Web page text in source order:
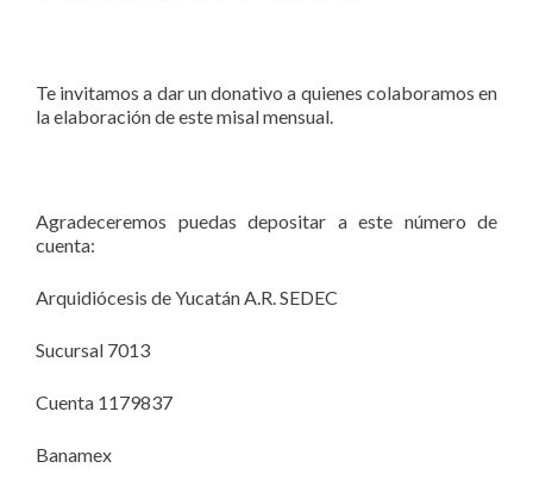
Te invitamos a dar un donativo a quienes colaboramos en
la elaboración de este misal mensual.
Agradeceremos puedas depositar a este número de
cuenta:
Arquidiócesis de Yucatán A.R. SEDEC
Sucursal 7013
Cuenta 1179837
Banamex